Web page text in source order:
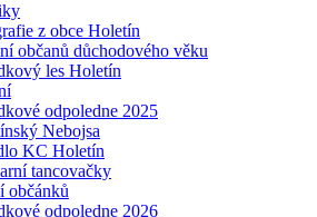
z obce Holetín
občanů důchodového věku
les Holetín
odpoledne 2025
Nebojsa
KC Holetín
tancovačky
občánků
odpoledne 2026